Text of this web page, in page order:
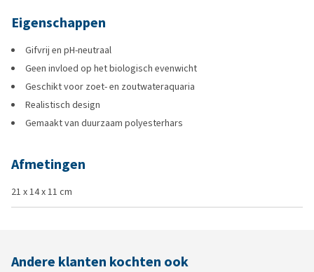
Eigenschappen
Gifvrij en pH-neutraal
Geen invloed op het biologisch evenwicht
Geschikt voor zoet- en zoutwateraquaria
Realistisch design
Gemaakt van duurzaam polyesterhars
Afmetingen
21 x 14 x 11 cm
Andere klanten kochten ook